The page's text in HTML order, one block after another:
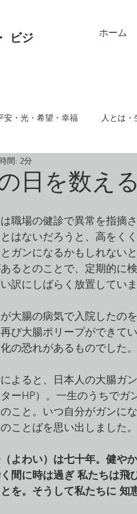
ホーム
ビジ
安・光・希望・幸福 人とは・
人間関係
・方向転換・改める クリス
日を数える
間: 2分
職場の健診で異常を指摘
はないだろうと、高をく
ガンになるかもしれない
るとのことで、定期的に
訳にしばらく放置していま
大腸の病気で入院したの
び大腸ポリープができて
の恐れがあるものでした。
よると、日本人の大腸ガ
ターHP）。一生のうちで
こと。いつ自分がガンに
ことばを思い出しました。
（よわい）は七十年。健や
間に時は過ぎ 私たちは
を。そうして私たちに 知